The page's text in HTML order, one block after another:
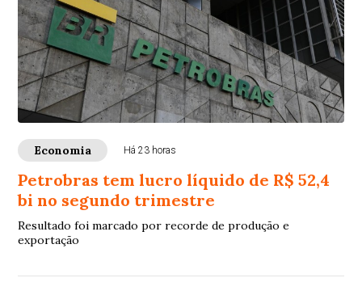
Economia Há 23 horas
Petrobras tem lucro líquido de R$ 52,4
bi no segundo trimestre
Resultado foi marcado por recorde de produção e
exportação